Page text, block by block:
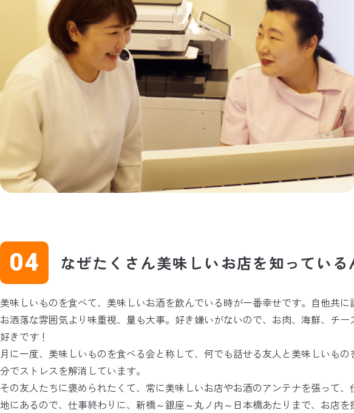
なぜたくさん美味しいお店を知っている
美味しいものを食べて、美味しいお酒を飲んでいる時が一番幸せです。自他共に
お洒落な雰囲気より味重視、量も大事。好き嫌いがないので、お肉、海鮮、チ
好きです！
月に一度、美味しいものを食べる会と称して、何でも話せる友人と美味しいも
分でストレスを解消しています。
その友人たちに褒められたくて、常に美味しいお店やお酒のアンテナを張って
地にあるので、仕事終わりに、新橋～銀座～丸ノ内～日本橋あたりまで、お店を